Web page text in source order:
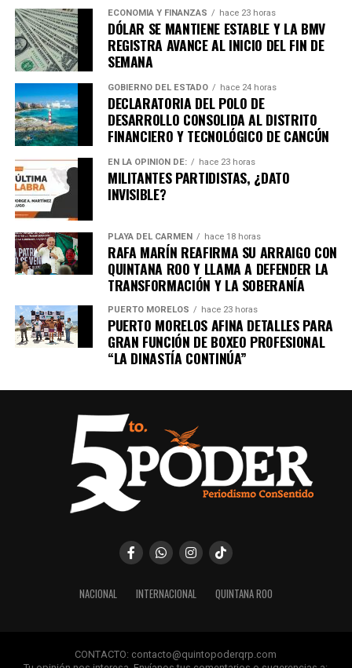
ECONOMÍA Y FINANZAS hace 23 horas
DÓLAR SE MANTIENE ESTABLE Y LA BMV
REGISTRA AVANCE AL INICIO DEL FIN DE
SEMANA
GOBIERNO DEL ESTADO hace 24 horas
DECLARATORIA DEL POLO DE
DESARROLLO CONSOLIDA AL DISTRITO
FINANCIERO Y TECNOLÓGICO DE CANCÚN
EN LA OPINIÓN DE: hace 23 horas
MILITANTES PARTIDISTAS, ¿DATO
INVISIBLE?
PLAYA DEL CARMEN hace 18 horas
RAFA MARÍN REAFIRMA SU ARRAIGO CON
QUINTANA ROO Y LLAMA A DEFENDER LA
TRANSFORMACIÓN Y LA SOBERANÍA
PUERTO MORELOS hace 23 horas
PUERTO MORELOS AFINA DETALLES PARA
GRAN FUNCIÓN DE BOXEO PROFESIONAL
“LA DINASTÍA CONTINÚA”
NACIONAL INTERNACIONAL QUINTANA ROO
CONTACTO: contacto@quintopoderqrp.com